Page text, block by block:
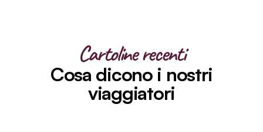
Cartoline recenti
Cosa dicono i nostri
viaggiatori